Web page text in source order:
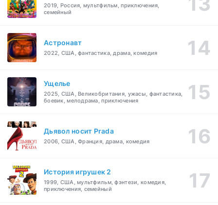
2019, Россия, мультфильм, приключения,
семейный
Астронавт
2022, США, фантастика, драма, комедия
Ущелье
2025, США, Великобритания, ужасы, фантастика,
боевик, мелодрама, приключения
Дьявол носит Prada
2006, США, Франция, драма, комедия
История игрушек 2
1999, США, мультфильм, фэнтези, комедия,
приключения, семейный